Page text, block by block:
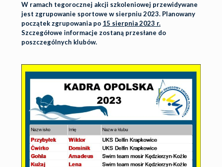
W ramach tegorocznej akcji szkoleniowej przewidywane
jest zgrupowanie sportowe w sierpniu 2023. Planowany
początek zgrupowania po 15 sierpnia 2023 r.
Szczegółowe informacje zostaną przesłane do
poszczególnych klubów.